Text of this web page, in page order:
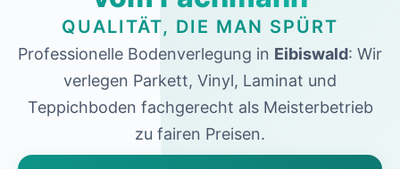
QUALITÄT, DIE MAN SPÜRT
Professionelle Bodenverlegung in Eibiswald: Wir
verlegen Parkett, Vinyl, Laminat und
Teppichboden fachgerecht als Meisterbetrieb
zu fairen Preisen.